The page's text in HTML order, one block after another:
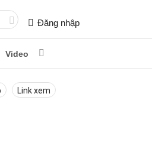
Đăng nhập
Video
Link xem